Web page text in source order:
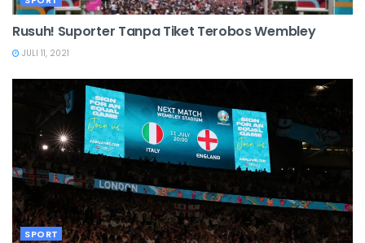
Rusuh! Suporter Tanpa Tiket Terobos Wembley
JULI 11, 2021
SPORT